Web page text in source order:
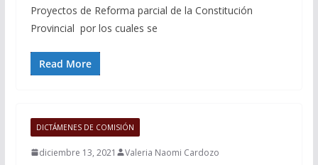
Proyectos de Reforma parcial de la Constitución
Provincial por los cuales se
Read More
DICTÁMENES DE COMISIÓN
diciembre 13, 2021 Valeria Naomi Cardozo